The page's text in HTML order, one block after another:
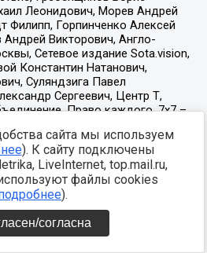
сайта мы используем
). К сайту подключены
LiveInternet, top.mail.ru,
файлы cookies
).
согласна